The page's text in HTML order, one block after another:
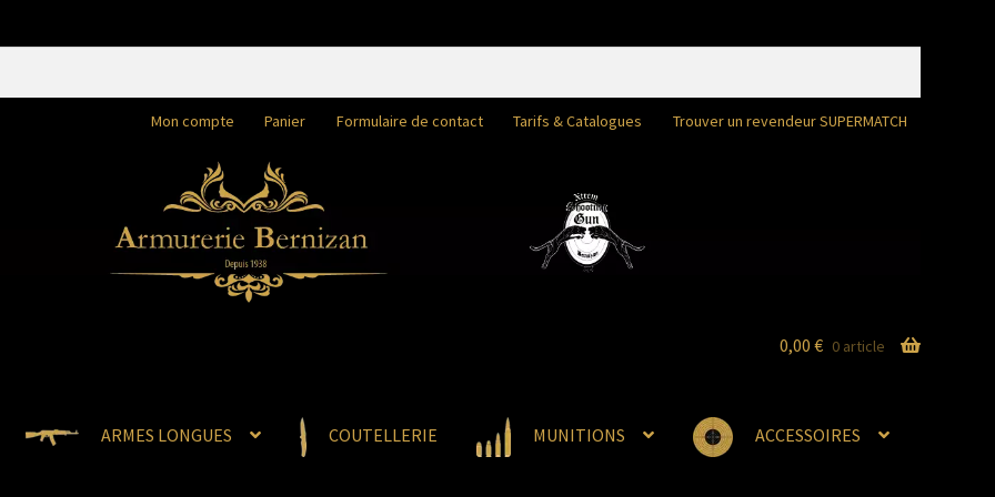
Mon compte Panier Formulaire de contact Tarifs & Catalogues Trouver un revendeur SUPERMATCH
ARMES LONGUES COUTELLERIE MUNITIONS ACCESSOIRES
0,00 € 0 article